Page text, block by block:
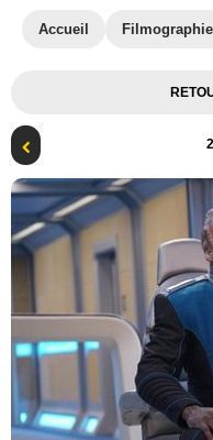
Accueil Filmographie
2